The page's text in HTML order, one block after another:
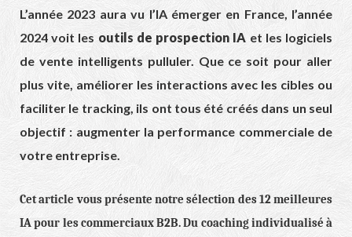
L’année 2023 aura vu l’IA émerger en France, l’année
2024 voit les outils de prospection IA et les logiciels
de vente intelligents pulluler. Que ce soit pour aller
plus vite, améliorer les interactions avec les cibles ou
faciliter le tracking, ils ont tous été créés dans un seul
objectif : augmenter la performance commerciale de
votre entreprise.
Cet article vous présente notre sélection des 12 meilleures
IA pour les commerciaux B2B. Du coaching individualisé à